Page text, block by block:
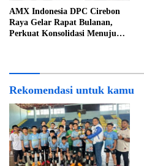
AMX Indonesia DPC Cirebon
Raya Gelar Rapat Bulanan,
Perkuat Konsolidasi Menuju
Rekomendasi untuk kamu